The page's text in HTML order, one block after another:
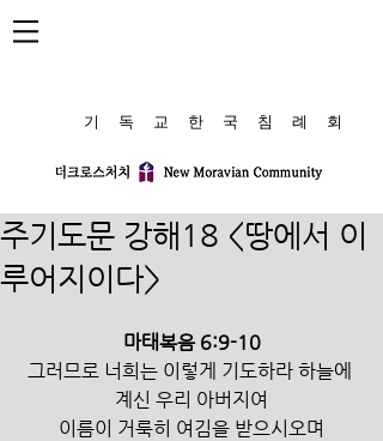
​기 독 교 한 국 침 례 회
주기도문 강해18 <땅에서 이
루어지이다>
마태복음 6:9-10
그러므로 너희는 이렇게 기도하라 하늘에
계신 우리 아버지여
이름이 거룩히 여김을 받으시오며